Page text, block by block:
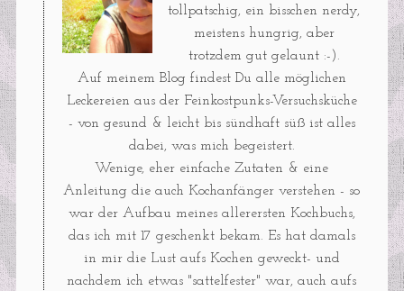
tollpatschig, ein bisschen nerdy,
meistens hungrig, aber
trotzdem gut gelaunt :-).
Auf meinem Blog findest Du alle möglichen
Leckereien aus der Feinkostpunks-Versuchsküche
- von gesund & leicht bis sündhaft süß ist alles
dabei, was mich begeistert.
Wenige, eher einfache Zutaten & eine
Anleitung die auch Kochanfänger verstehen - so
war der Aufbau meines allerersten Kochbuchs,
das ich mit 17 geschenkt bekam. Es hat damals
in mir die Lust aufs Kochen geweckt- und
nachdem ich etwas "sattelfester" war, auch aufs